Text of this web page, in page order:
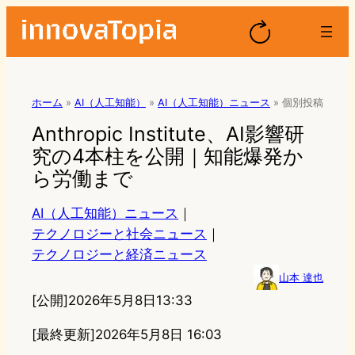
ホーム » AI（人工知能） » AI（人工知能）ニュース » 個別投稿
Anthropic Institute、AI影響研
究の4本柱を公開｜知能爆発か
ら労働まで
AI（人工知能）ニュース ｜
テクノロジーと社会ニュース ｜
テクノロジーと経済ニュース
山本 達也
[公開]2026年5月8日13:33
[最終更新]2026年5月8日 16:03